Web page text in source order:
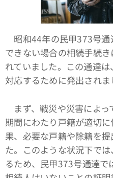
昭和44年の民甲373号通
できない場合の相続手続
れていました。この通達
対応するために発出されま
まず、戦災や災害によっ
期間にわたり戸籍が適切
果、必要な戸籍や除籍を
た。このような状況下で
るため、民甲373号通達で